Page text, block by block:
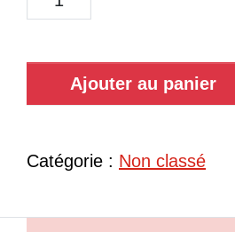
Ajouter au panier
Catégorie : Non classé